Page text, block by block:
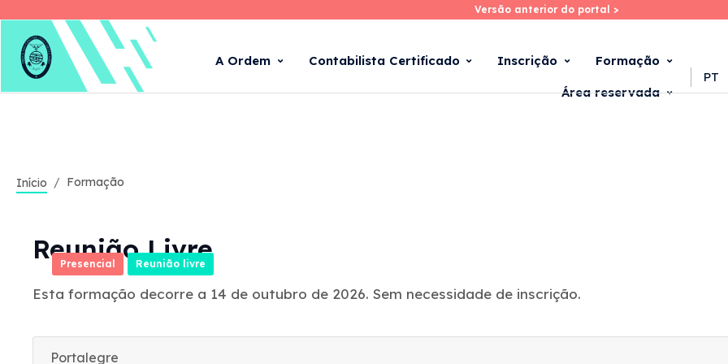
Skip
main
Versão anterior do portal >
Versão anterior do portal >
A Ordem Contabilista Certificado Inscrição Formação
Área reservada
PT
Início Formação
Presencial Reunião livre
Reunião Livre
Esta formação decorre a 14 de outubro de 2026. Sem necessidade de inscrição.
Portalegre